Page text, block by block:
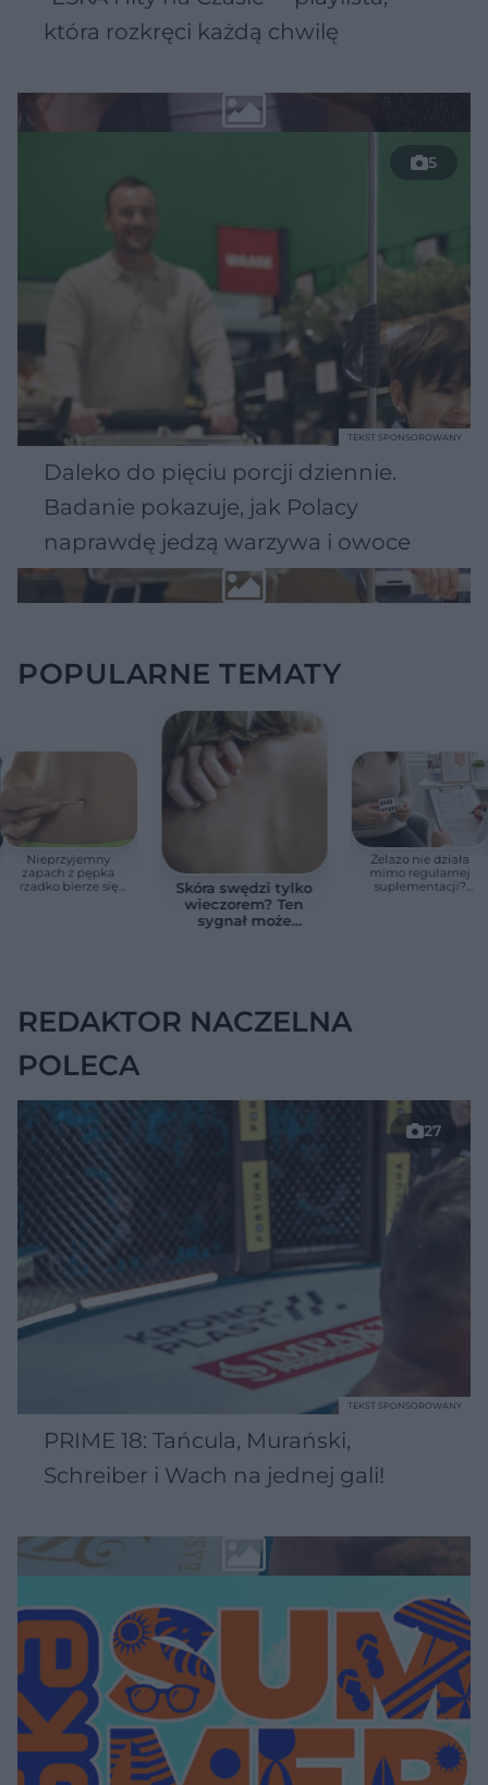
która rozkręci każdą chwilę
5
Daleko do pięciu porcji dziennie.
Badanie pokazuje, jak Polacy
naprawdę jedzą warzywa i owoce
TEKST SPONSOROWANY
POPULARNE TEMATY
Nieprzyjemny
zapach z pępka
rzadko bierze się
Skóra swędzi tylko
wieczorem? Ten
sygnał może
Żelazo nie działa
mimo regularnej
suplementacji?
REDAKTOR NACZELNA
POLECA
27
PRIME 18: Tańcula, Murański,
Schreiber i Wach na jednej gali!
TEKST SPONSOROWANY